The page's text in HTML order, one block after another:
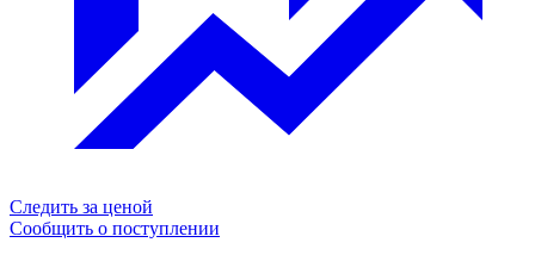
Следить за ценой
Сообщить о поступлении